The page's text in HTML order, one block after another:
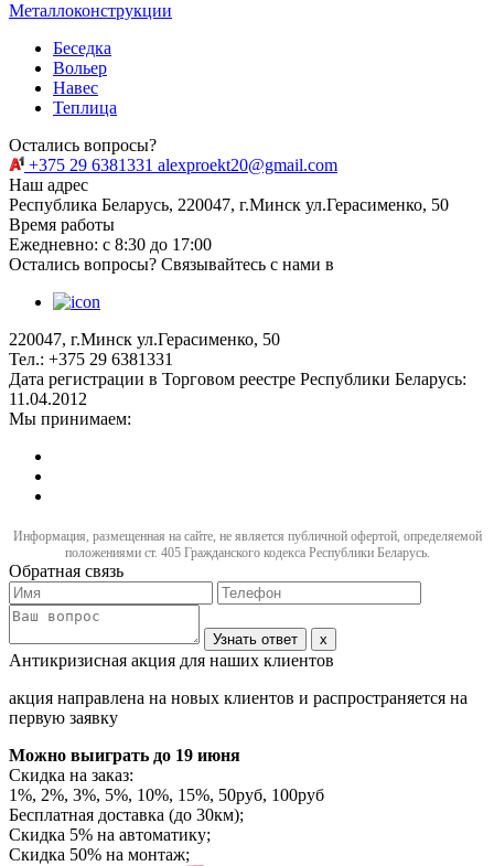
Металлоконструкции
Беседка
Вольер
Навес
Теплица
Остались вопросы?
+375 29 6381331 alexproekt20@gmail.com
Наш адрес
Республика Беларусь, 220047, г.Минск ул.Герасименко, 50
Время работы
Ежедневно: с 8:30 до 17:00
Остались вопросы? Связывайтесь с нами в
220047, г.Минск ул.Герасименко, 50
Тел.: +375 29 6381331
Дата регистрации в Торговом реестре Республики Беларусь:
11.04.2012
Мы принимаем:
Информация, размещенная на сайте, не является публичной офертой, определяемой
положениями ст. 405 Гражданского кодекса Республики Беларусь.
Обратная связь
Узнать ответ x
Антикризисная акция для наших клиентов
акция направлена на новых клиентов и распространяется на
первую заявку
Можно выиграть до 19 июня
Скидка на заказ:
1%, 2%, 3%, 5%, 10%, 15%, 50руб, 100руб
Бесплатная доставка (до 30км);
Скидка 5% на автоматику;
Скидка 50% на монтаж;